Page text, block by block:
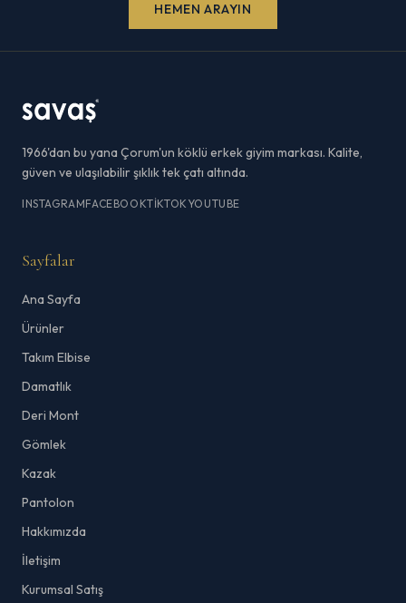
HEMEN ARAYIN
1966'dan bu yana Çorum'un köklü erkek giyim markası. Kalite,
güven ve ulaşılabilir şıklık tek çatı altında.
INSTAGRAMFACEBOOKTIKTOK YOUTUBE
Sayfalar
Ana Sayfa
Ürünler
Takım Elbise
Damatlık
Deri Mont
Gömlek
Kazak
Pantolon
Hakkımızda
İletişim
Kurumsal Satış